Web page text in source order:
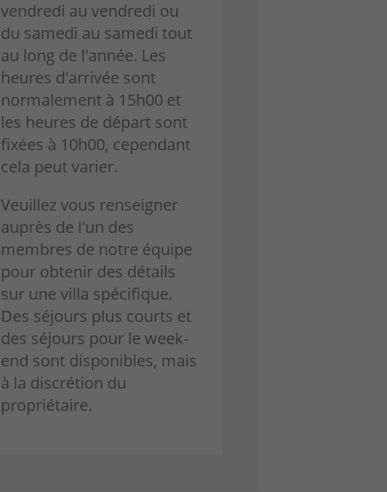
vendredi au vendredi ou
du samedi au samedi tout
au long de l'année. Les
heures d'arrivée sont
normalement à 15h00 et
les heures de départ sont
fixées à 10h00, cependant
cela peut varier.
Veuillez vous renseigner
auprès de l'un des
membres de notre équipe
pour obtenir des détails
sur une villa spécifique.
Des séjours plus courts et
des séjours pour le week-
end sont disponibles, mais
à la discrétion du
propriétaire.